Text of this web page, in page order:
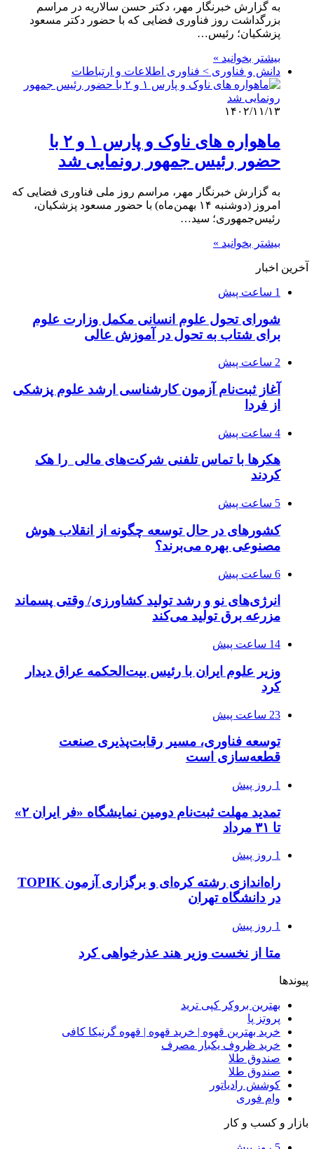
به گزارش خبرنگار مهر، دکتر حسن سالاریه در مراسم
بزرگداشت روز فناوری فضایی که با حضور دکتر مسعود
پزشکیان؛ رئیس…
بیشتر بخوانید »
دانش و فناوری > فناوری اطلاعات و ارتباطات
۱۴۰۲/۱۱/۱۳
ماهواره های ناوک و پارس ۱ و ۲ با
حضور رئیس جمهور رونمایی شد
به گزارش خبرنگار مهر، مراسم روز ملی فناوری فضایی که
امروز (دوشنبه ۱۴ بهمن‌ماه) با حضور مسعود پزشکیان،
رئیس‌جمهوری؛ سید…
بیشتر بخوانید »
آخرین اخبار
1 ساعت پیش
شورای تحول علوم انسانی مکمل وزارت علوم
برای شتاب به تحول در آموزش عالی
2 ساعت پیش
آغاز ثبت‌نام‌ آزمون کارشناسی ارشد علوم پزشکی
از فردا
4 ساعت پیش
هکرها با تماس تلفنی شرکت‌های مالی را هک
کردند
5 ساعت پیش
کشورهای در حال توسعه چگونه از انقلاب هوش
مصنوعی بهره می‌برند؟
6 ساعت پیش
انرژی‌های نو و رشد تولید کشاورزی/ وقتی پسماند
مزرعه‌ برق تولید می‌کند
14 ساعت پیش
وزیر علوم ایران با رئیس بیت‌الحکمه عراق دیدار
کرد
23 ساعت پیش
توسعه فناوری، مسیر رقابت‌پذیری صنعت
قطعه‌سازی است
1 روز پیش
تمدید مهلت ثبت‌نام دومین نمایشگاه «فر ایران ۲»
تا ۳۱ مرداد
1 روز پیش
راه‌اندازی رشته کره‌ای و برگزاری آزمون TOPIK
در دانشگاه تهران
1 روز پیش
متا از نخست وزیر هند عذرخواهی کرد
پیوندها
بهترین بروکر کپی ترید
پروتز پا
خرید بهترین قهوه | خرید قهوه | قهوه گرنیکا کافی
خرید ظروف یکبار مصرف
صندوق طلا
صندوق طلا
کوشش رادیاتور
وام فوری
بازار و کسب و کار